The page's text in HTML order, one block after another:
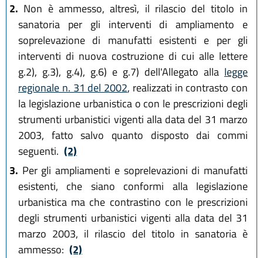
2. Non è ammesso, altresì, il rilascio del titolo in
sanatoria per gli interventi di ampliamento e
soprelevazione di manufatti esistenti e per gli
interventi di nuova costruzione di cui alle lettere
g.2), g.3), g.4), g.6) e g.7) dell'Allegato alla legge
regionale n. 31 del 2002, realizzati in contrasto con
la legislazione urbanistica o con le prescrizioni degli
strumenti urbanistici vigenti alla data del 31 marzo
2003, fatto salvo quanto disposto dai commi
seguenti. (2)
3. Per gli ampliamenti e soprelevazioni di manufatti
esistenti, che siano conformi alla legislazione
urbanistica ma che contrastino con le prescrizioni
degli strumenti urbanistici vigenti alla data del 31
marzo 2003, il rilascio del titolo in sanatoria è
ammesso: (2)